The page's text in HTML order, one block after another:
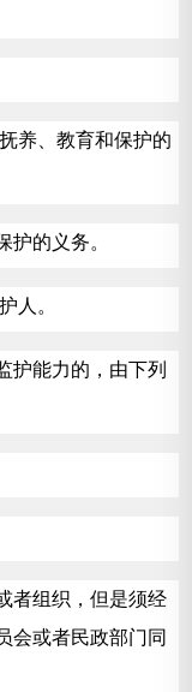
养、教育和保护的
的义务。
人。
能力的，由下列
组织，但是须经
会或者民政部门同